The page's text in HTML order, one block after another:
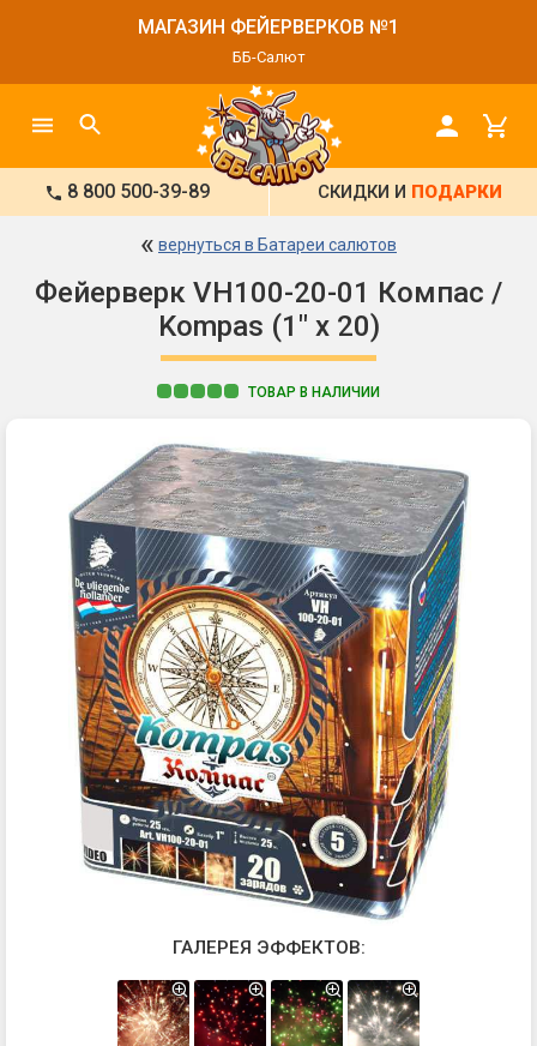
МАГАЗИН ФЕЙЕРВЕРКОВ №1
ББ-Салют
8 800 500-39-89 СКИДКИ И ПОДАРКИ
« вернуться в Батареи салютов
Фейерверк VH100-20-01 Компас /
Kompas (1" х 20)
ТОВАР В НАЛИЧИИ
ГАЛЕРЕЯ ЭФФЕКТОВ: